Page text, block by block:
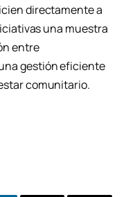
directamente a
una muestra
entre
gestión eficiente
comunitario.